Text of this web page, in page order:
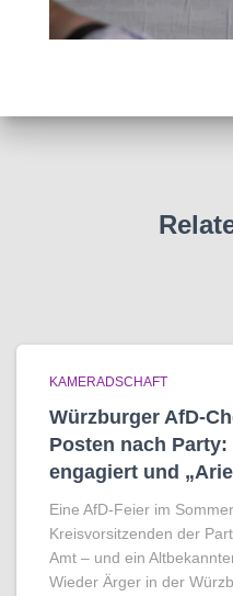
KAMERADSCHAFT
Würzburger AfD-
Posten nach
engagiert und
Eine AfD-Feier im
Kreisvorsitzenden der
Amt – und ein
Wieder Ärger in der